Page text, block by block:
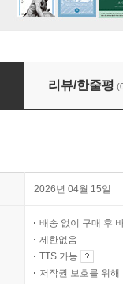
리뷰/한줄평
2026년 04월 15일
배송 없이 구매 후
제한없음
TTS 가능
저작권 보호를 위